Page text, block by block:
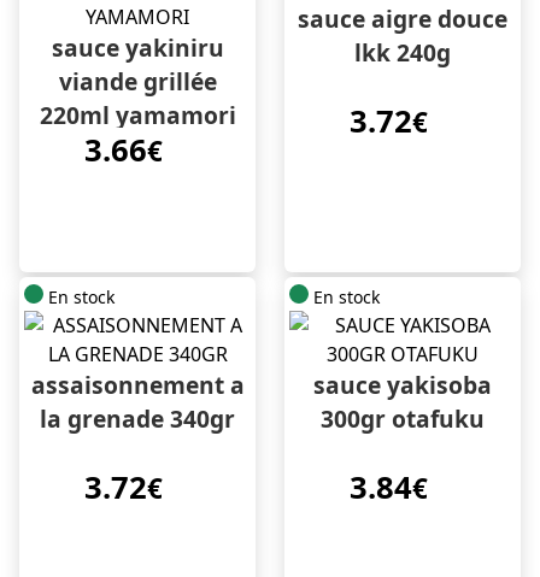
sauce yakiniru
viande grillée
220ml yamamori
3.66€
sauce aigre douce
lkk 240g
3.72€
En stock
assaisonnement a
la grenade 340gr
3.72€
En stock
sauce yakisoba
300gr otafuku
3.84€